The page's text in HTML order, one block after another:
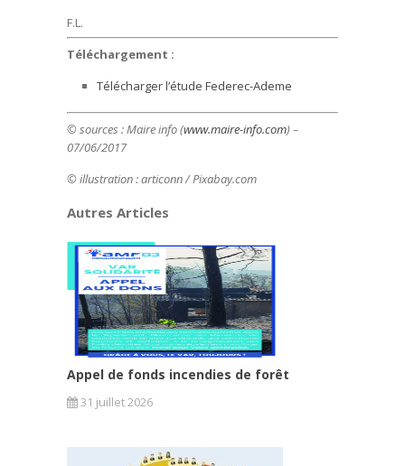
F.L.
Téléchargement :
Télécharger l’étude Federec-Ademe
© sources : Maire info (www.maire-info.com) –
07/06/2017
© illustration : articonn / Pixabay.com
Autres Articles
Appel de fonds incendies de forêt
31 juillet 2026